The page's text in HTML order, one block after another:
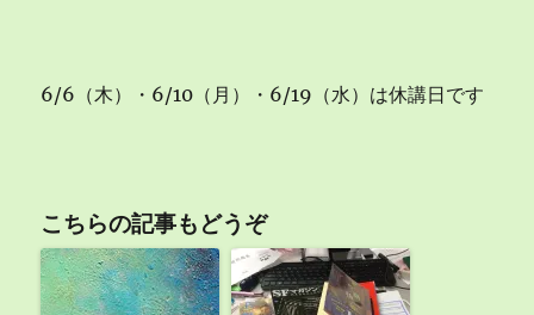
6/6（木）・6/10（月）・6/19（水）は休講日です
こちらの記事もどうぞ